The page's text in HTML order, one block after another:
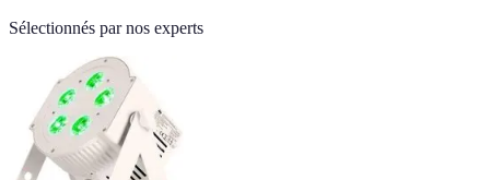
Sélectionnés par nos experts